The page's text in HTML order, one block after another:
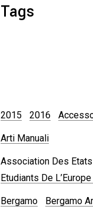
Tags
2015 2016
Arti Manuali
Association Des
Etudiants De L’Europe
Bergamo Bergamo